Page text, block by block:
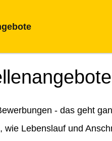
- das geht
wie Lebenslauf und